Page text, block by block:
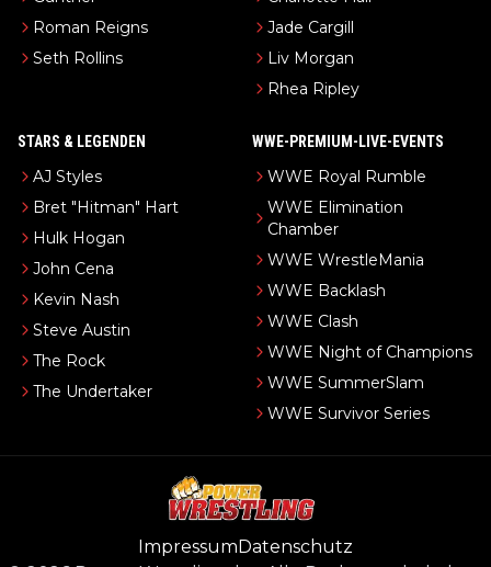
Roman Reigns
Seth Rollins
Jade Cargill
Liv Morgan
Rhea Ripley
STARS & LEGENDEN
AJ Styles
Bret "Hitman" Hart
Hulk Hogan
John Cena
Kevin Nash
Steve Austin
The Rock
The Undertaker
WWE-PREMIUM-LIVE-EVENTS
WWE Royal Rumble
WWE Elimination
Chamber
WWE WrestleMania
WWE Backlash
WWE Clash
WWE Night of Champions
WWE SummerSlam
WWE Survivor Series
Impressum Datenschutz